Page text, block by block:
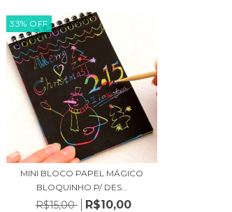
33% OFF
MINI BLOCO PAPEL MÁGICO
BLOQUINHO P/ DES...
R$15,00 R$10,00